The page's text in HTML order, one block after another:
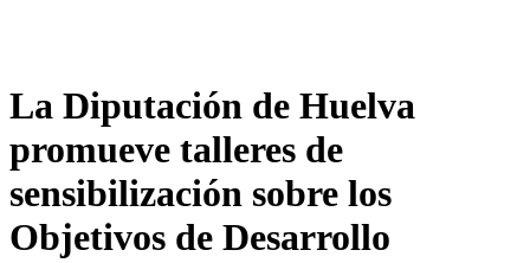
La Diputación de Huelva
promueve talleres de
sensibilización sobre los
Objetivos de Desarrollo